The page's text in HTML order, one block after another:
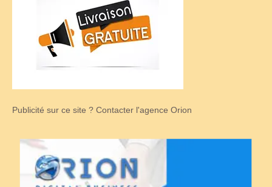
Publicité sur ce site ? Contacter l'agence Orion